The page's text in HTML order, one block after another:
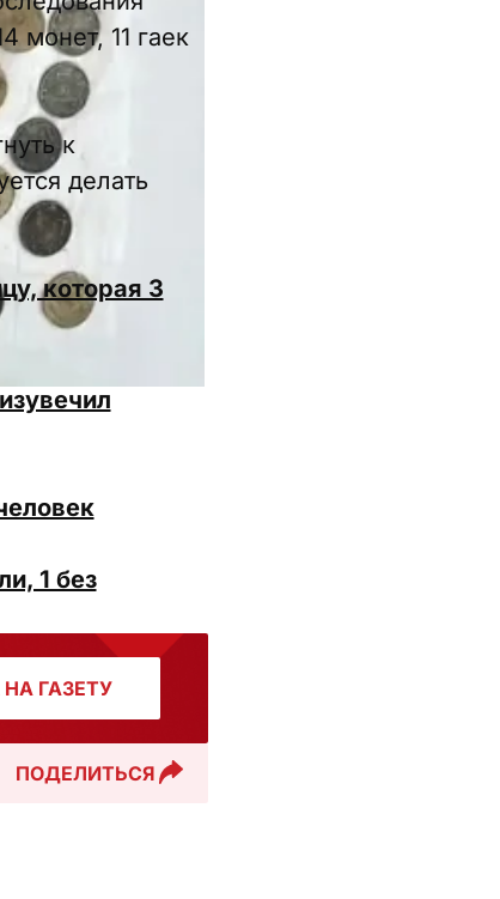
монет, 11 гаек
к
делать
которая 3
1 без
ГАЗЕТУ
ПОДЕЛИТЬСЯ